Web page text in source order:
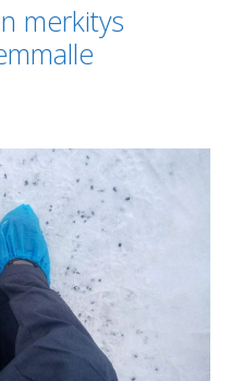
merkitys